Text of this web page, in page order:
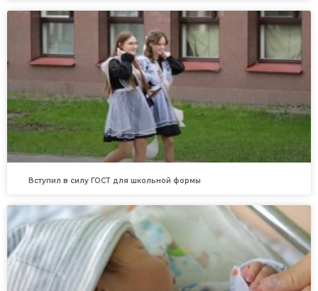
Вступил в силу ГОСТ для школьной формы